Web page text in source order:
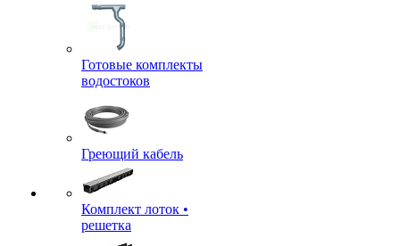
Готовые комплекты
водостоков
Греющий кабель
Комплект лоток •
решетка